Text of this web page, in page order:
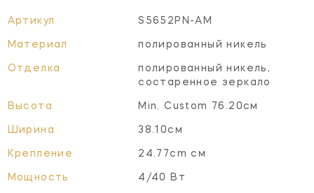
Артикул S5652PN-AM
Материал полированный никель
Отделка
полированный никель,
состаренное зеркало
Высота Min. Custom 76.20см
Ширина 38.10см
Крепление 24.77cm см
Мощность 4/40 Вт